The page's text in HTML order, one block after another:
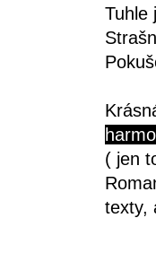
Tuhle
( jen
texty,